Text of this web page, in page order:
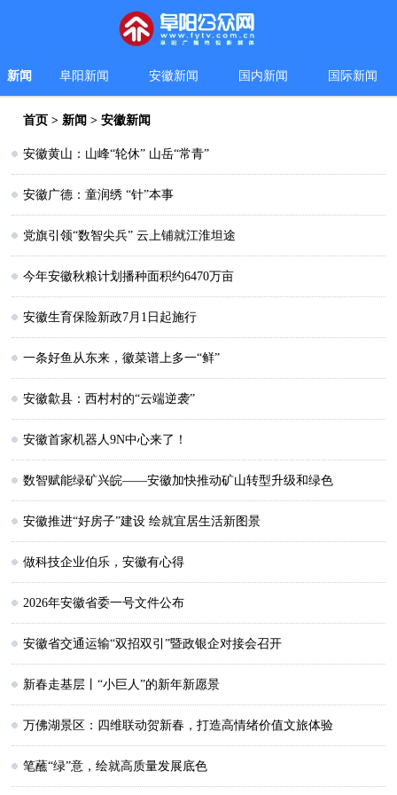
新闻 阜阳新闻 安徽新闻 国内新闻 国际新闻
首页 >新闻 >安徽新闻
安徽黄山：山峰“轮休” 山岳“常青”
安徽广德：童润绣 “针”本事
党旗引领“数智尖兵” 云上铺就江淮坦途
今年安徽秋粮计划播种面积约6470万亩
安徽生育保险新政7月1日起施行
一条好鱼从东来，徽菜谱上多一“鲜”
安徽歙县：西村村的“云端逆袭”
安徽首家机器人9N中心来了！
数智赋能绿矿兴皖——安徽加快推动矿山转型升级和绿色
安徽推进“好房子”建设 绘就宜居生活新图景
做科技企业伯乐，安徽有心得
2026年安徽省委一号文件公布
安徽省交通运输“双招双引”暨政银企对接会召开
新春走基层丨“小巨人”的新年新愿景
万佛湖景区：四维联动贺新春，打造高情绪价值文旅体验
笔蘸“绿”意，绘就高质量发展底色